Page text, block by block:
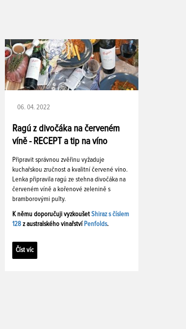
06. 04. 2022
Ragú z divočáka na červeném
víně - RECEPT a tip na víno
Připravit správnou zvěřinu vyžaduje
kuchařskou zručnost a kvalitní červené víno.
Lenka připravila ragú ze stehna divočáka na
červeném víně a kořenové zelenině s
bramborovými pulty.
K němu doporučuji vyzkoušet Shiraz s číslem
128z australského vinařství Penfolds.
Číst víc